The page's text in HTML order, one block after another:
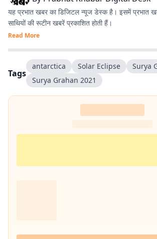
यह प्रभात खबर का डिजिटल न्यूज डेस्क है। इसमें प्रभात
साथियों की रूटीन खबरें प्रकाशित होती हैं।
Read More
Tags
antarctica Solar Eclipse
Surya
Surya Grahan 2021